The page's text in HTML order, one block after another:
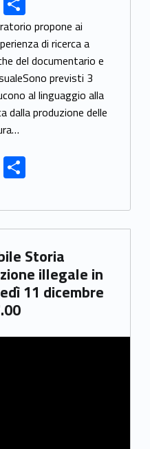
h
ar
e
propone ai
di ricerca a
del documentario e
previsti 3
al linguaggio alla
dalla produzione delle
m
S
ar
e
Storia
illegale in
11 dicembre